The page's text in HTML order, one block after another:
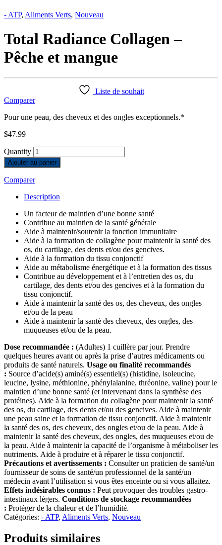
- ATP, Aliments Verts, Nouveau
Total Radiance Collagen –
Pêche et mangue
Liste de souhait
Comparer
Pour une peau, des cheveux et des ongles exceptionnels.*
$47.99
Quantity
Ajouter au panier
Comparer
Description
Un facteur de maintien d’une bonne santé
Contribue au maintien de la santé générale
Aide à maintenir/soutenir la fonction immunitaire
Aide à la formation de collagène pour maintenir la santé des
os, du cartilage, des dents et/ou des gencives.
Aide à la formation du tissu conjonctif
Aide au métabolisme énergétique et à la formation des tissus
Contribue au développement et à l’entretien des os, du
cartilage, des dents et/ou des gencives et à la formation du
tissu conjonctif.
Aide à maintenir la santé des os, des cheveux, des ongles
et/ou de la peau
Aide à maintenir la santé des cheveux, des ongles, des
muqueuses et/ou de la peau.
Dose recommandée : (Adultes) 1 cuillère par jour. Prendre
quelques heures avant ou après la prise d’autres médicaments ou
produits de santé naturels. Usage ou finalité recommandés
: Source d’acide(s) aminé(s) essentiel(s) (histidine, isoleucine,
leucine, lysine, méthionine, phénylalanine, thréonine, valine) pour le
maintien d’une bonne santé (et intervenant dans la synthèse des
protéines). Aide à la formation du collagène pour maintenir la santé
des os, du cartilage, des dents et/ou des gencives. Aide à maintenir
une peau saine et la formation de tissu conjonctif. Aide à maintenir
la santé des os, des cheveux, des ongles et/ou de la peau. Aide à
maintenir la santé des cheveux, des ongles, des muqueuses et/ou de
la peau. Aide à maintenir la capacité de l’organisme à métaboliser les
nutriments. Aide à produire et à réparer le tissu conjonctif.
Précautions et avertissements : Consulter un praticien de santé/un
fournisseur de soins de santé/un professionnel de la santé/un
médecin avant l’utilisation si vous êtes enceinte ou si vous allaitez.
Effets indésirables connus : Peut provoquer des troubles gastro-
intestinaux légers. Conditions de stockage recommandées
: Protéger de la chaleur et de l’humidité.
Catégories: - ATP, Aliments Verts, Nouveau
Produits similaires